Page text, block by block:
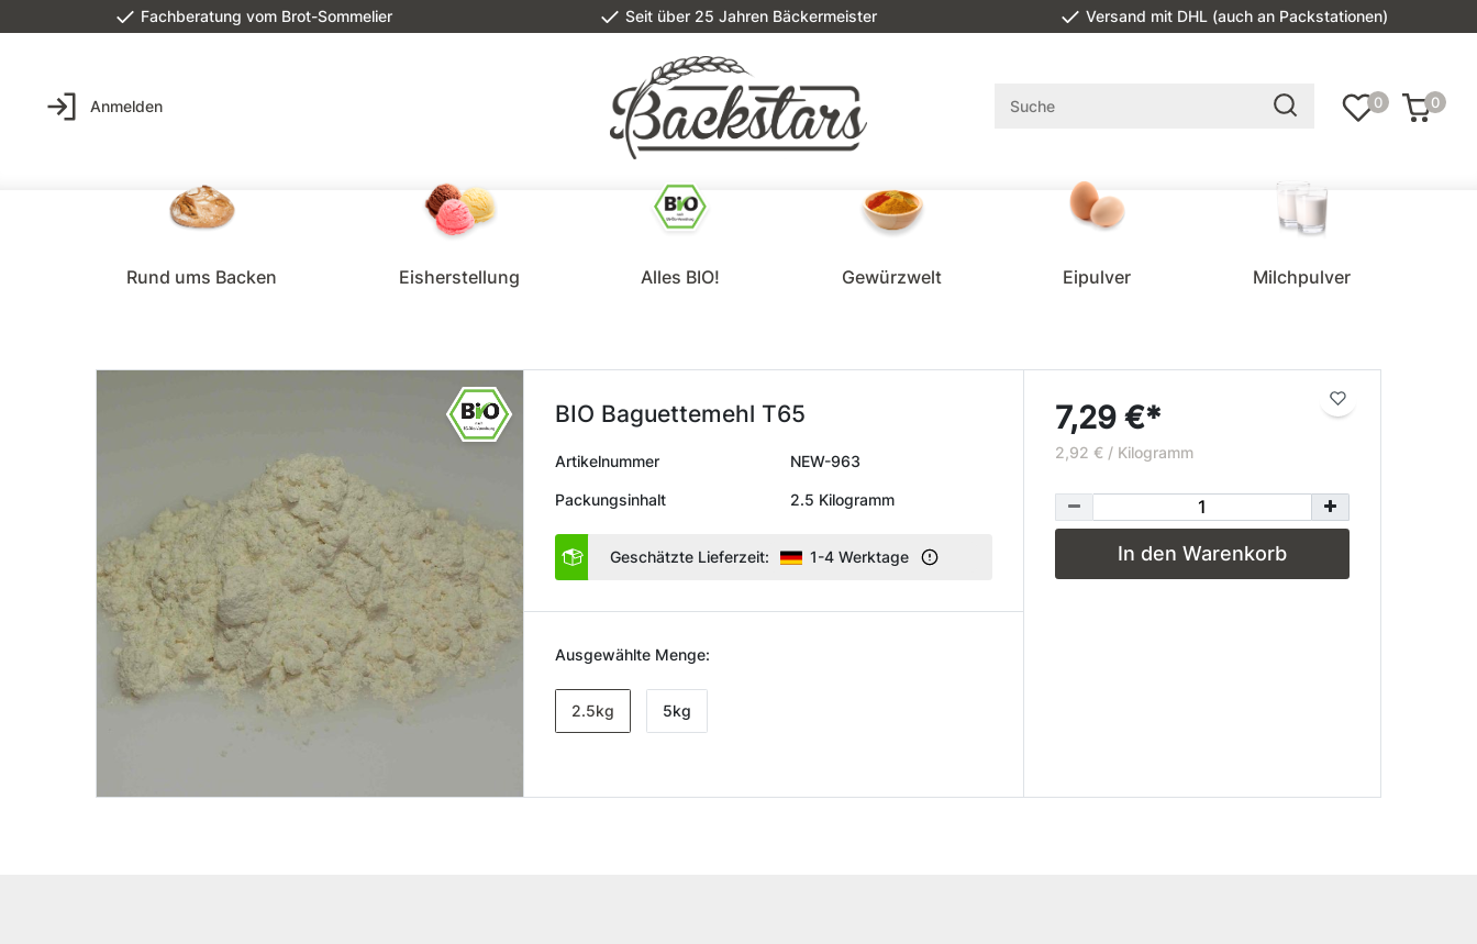
Fachberatung vom Brot-Sommelier Seit über 25 Jahren Bäckermeister Versand mit DHL (auch an Packstationen)
Anmelden 0 0
Rund ums Backen Eisherstellung Alles BIO! Gewürzwelt Eipulver Milchpulver
BIO Baguettemehl T65
Artikelnummer NEW-963
Packungsinhalt 2.5 Kilogramm
Geschätzte Lieferzeit: 1-4 Werktage
Ausgewählte Menge:
2.5kg 5kg
7,29 €*
2,92 € / Kilogramm
In den Warenkorb